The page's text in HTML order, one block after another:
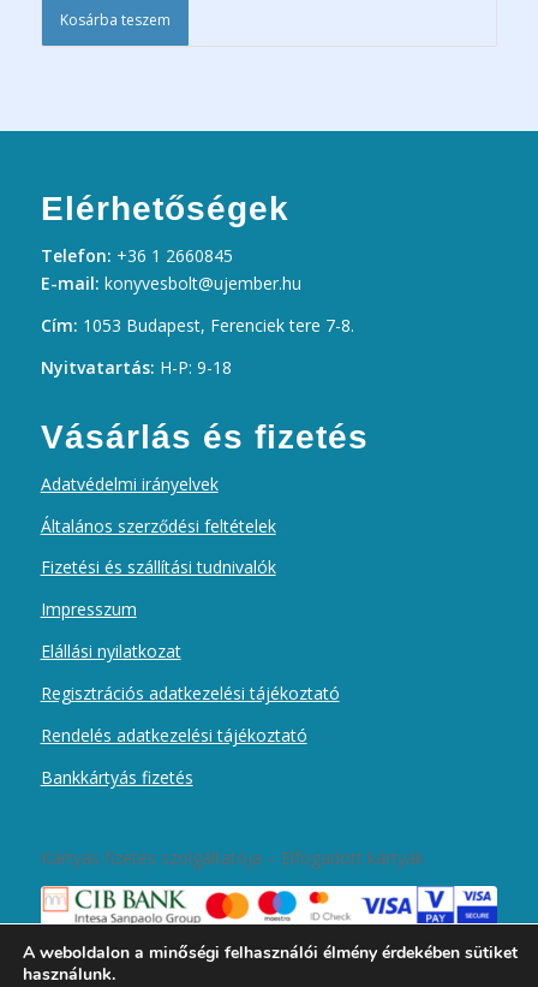
Kosárba teszem
Elérhetőségek
Telefon: +36 1 2660845
E-mail: konyvesbolt@ujember.hu
Cím: 1053 Budapest, Ferenciek tere 7-8.
Nyitvatartás: H-P: 9-18
Vásárlás és fizetés
Adatvédelmi irányelvek
Általános szerződési feltételek
Fizetési és szállítási tudnivalók
Impresszum
Elállási nyilatkozat
Regisztrációs adatkezelési tájékoztató
Rendelés adatkezelési tájékoztató
Bankkártyás fizetés
Kártyás fizetés szolgáltatója – Elfogadott kártyák
A weboldalon a minőségi felhasználói élmény érdekében sütiket
használunk.